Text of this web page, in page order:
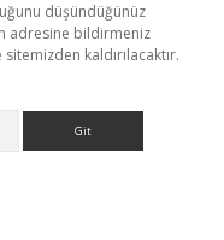
düşündüğünüz
adresine bildirmeniz
kaldırılacaktır.